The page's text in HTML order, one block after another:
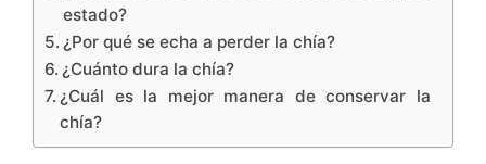
estado?
¿Por qué se echa a perder la chía?
¿Cuánto dura la chía?
¿Cuál es la mejor manera de conservar la
chía?